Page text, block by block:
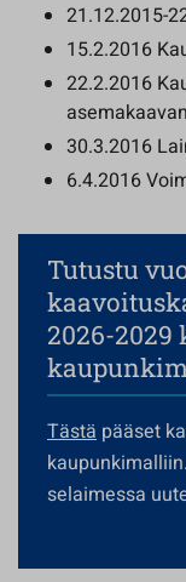
21.12.2015-
15.2.2016
22.2.2016
asemakaavan
30.3.2016
6.4.2016
Tutustu
2026-2029
Tästä pääset
selaimessa